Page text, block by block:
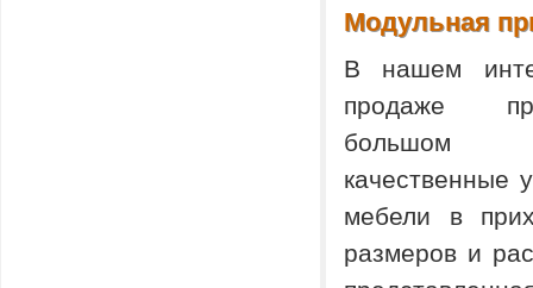
Модульная
В нашем
продаже
большом
качественные
мебели в
размеров и